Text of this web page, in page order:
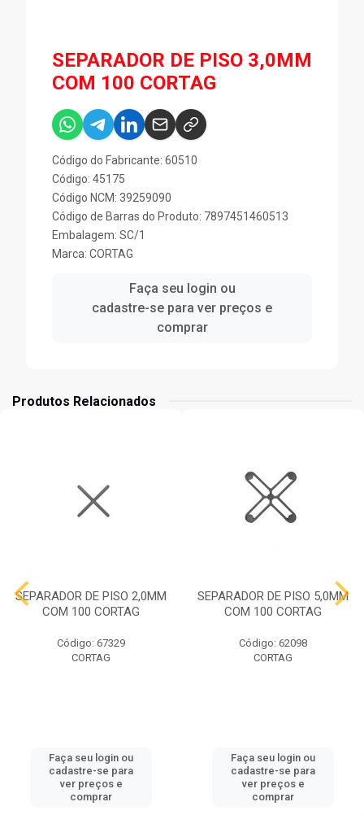
SEPARADOR DE PISO 3,0MM
COM 100 CORTAG
Código do Fabricante: 60510
Código: 45175
Código NCM: 39259090
Código de Barras do Produto: 7897451460513
Embalagem: SC/1
Marca: CORTAG
Faça seu login ou
cadastre-se para ver preços e
comprar
Produtos Relacionados
SEPARADOR DE PISO 2,0MM
COM 100 CORTAG
Código: 67329
CORTAG
Faça seu login ou
cadastre-se para
ver preços e
comprar
SEPARADOR DE PISO 5,0MM
COM 100 CORTAG
Código: 62098
CORTAG
Faça seu login ou
cadastre-se para
ver preços e
comprar